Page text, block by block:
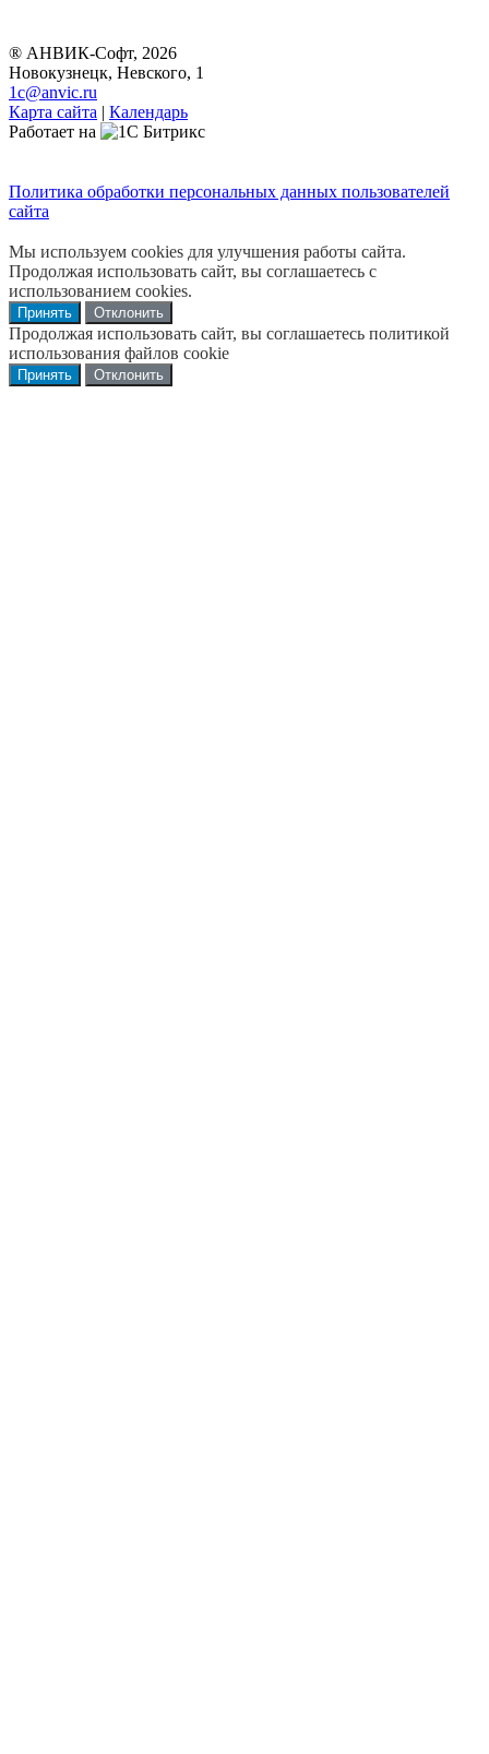
® АНВИК-Софт, 2026
Новокузнецк, Невского, 1
1c@anvic.ru
Карта сайта | Календарь
Работает на
Политика обработки персональных данных пользователей
сайта
Мы используем cookies для улучшения работы сайта.
Продолжая использовать сайт, вы соглашаетесь с
использованием cookies.
Принять Отклонить
Продолжая использовать сайт, вы соглашаетесь политикой
использования файлов cookie
Принять Отклонить